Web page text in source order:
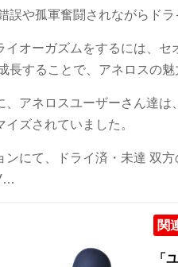
誤や孤軍奮闘されながらド
イオーガズムをするには、
長することで、アネロスの
、アネロスユーザーさん達
ズされていました。
ンにて、ドライ済・未達 双
関
「